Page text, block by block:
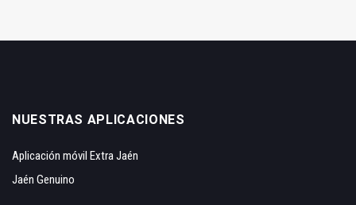
NUESTRAS APLICACIONES
Aplicación móvil Extra Jaén
Jaén Genuino